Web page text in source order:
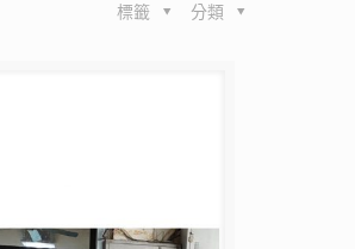
分類
標籤